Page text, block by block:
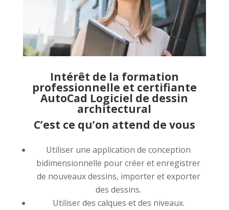
Intérêt de la formation
professionnelle et certifiante
AutoCad Logiciel de dessin
architectural
C’est ce qu’on attend de vous
Utiliser une application de conception
bidimensionnelle pour créer et enregistrer
de nouveaux dessins, importer et exporter
des dessins.
Utiliser des calques et des niveaux.